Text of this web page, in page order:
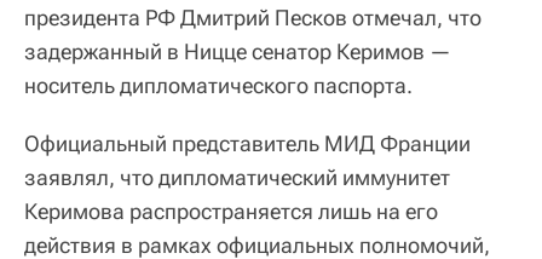
президента РФ Дмитрий Песков отмечал, что
задержанный в Ницце сенатор Керимов —
носитель дипломатического паспорта.
Официальный представитель МИД Франции
заявлял, что дипломатический иммунитет
Керимова распространяется лишь на его
действия в рамках официальных полномочий,